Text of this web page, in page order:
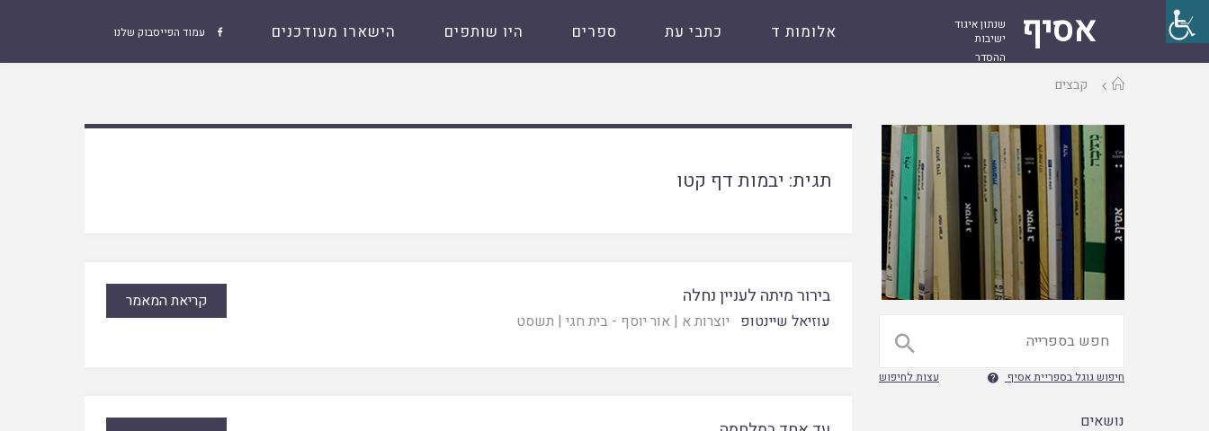
אסיף
שנתון איגוד
ישיבות
ההסדר
 עמוד הפייסבוק שלנו אלומות ד כתבי עת ספרים היו שותפים הישארו מעודכנים
עמודקבצים
תגית: יבמות דף קטו
בירור מיתה לעניין נחלה
עוזיאל שיינטופ יוצרות א |אור יוסף - בית חגי | תשסט
קריאת המאמר

חיפוש גוגל בספריית אסיף  עצות לחיפוש
נושאים